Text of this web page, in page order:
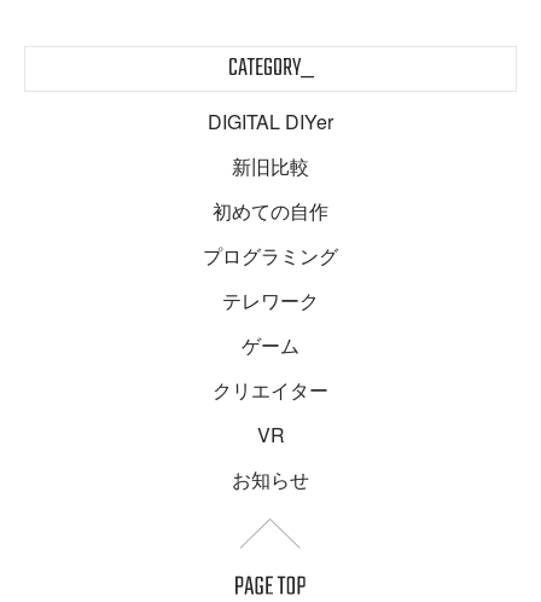
CATEGORY_
DIGITAL DIYer
新旧比較
初めての自作
プログラミング
テレワーク
ゲーム
クリエイター
VR
お知らせ